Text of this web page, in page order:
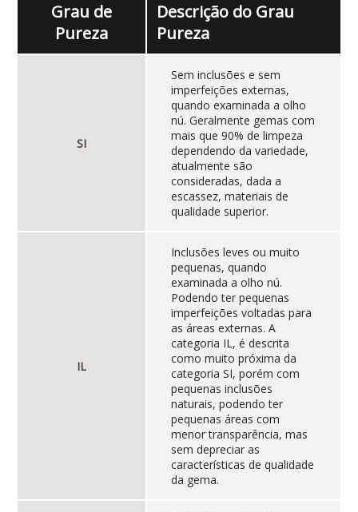
Grau de
Pureza
Descrição do Grau
Pureza
SI
Sem inclusões e sem
imperfeições externas,
quando examinada a olho
nú. Geralmente gemas com
mais que 90% de limpeza
dependendo da variedade,
atualmente são
consideradas, dada a
escassez, materiais de
qualidade superior.
IL
Inclusões leves ou muito
pequenas, quando
examinada a olho nú.
Podendo ter pequenas
imperfeições voltadas para
as áreas externas. A
categoria IL, é descrita
como muito próxima da
categoria SI, porém com
pequenas inclusões
naturais, podendo ter
pequenas áreas com
menor transparência, mas
sem depreciar as
características de qualidade
da gema.